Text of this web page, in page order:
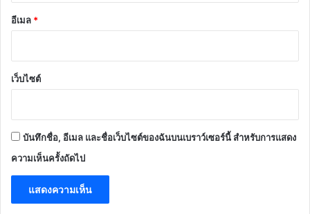
อีเมล *
เว็บไซต์
บันทึกชื่อ, อีเมล และชื่อเว็บไซต์ของฉันบนเบราว์เซอร์นี้ สำหรับการแสดง
ความเห็นครั้งถัดไป